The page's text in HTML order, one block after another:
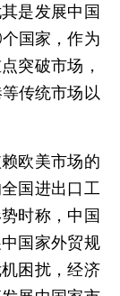
是发展中国
国家，作为
突破市场，
传统市场以
欧美市场的
国进出口工
时称，中国
国家外贸规
困扰，经济